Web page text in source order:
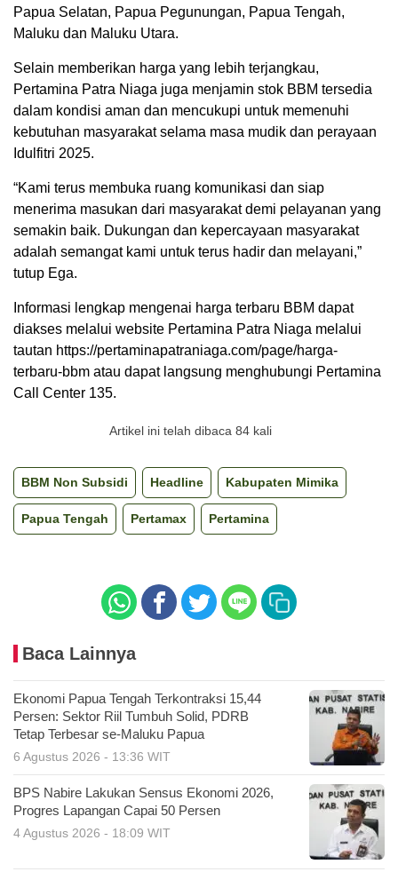
Papua Selatan, Papua Pegunungan, Papua Tengah,
Maluku dan Maluku Utara.
Selain memberikan harga yang lebih terjangkau,
Pertamina Patra Niaga juga menjamin stok BBM tersedia
dalam kondisi aman dan mencukupi untuk memenuhi
kebutuhan masyarakat selama masa mudik dan perayaan
Idulfitri 2025.
“Kami terus membuka ruang komunikasi dan siap
menerima masukan dari masyarakat demi pelayanan yang
semakin baik. Dukungan dan kepercayaan masyarakat
adalah semangat kami untuk terus hadir dan melayani,”
tutup Ega.
Informasi lengkap mengenai harga terbaru BBM dapat
diakses melalui website Pertamina Patra Niaga melalui
tautan https://pertaminapatraniaga.com/page/harga-
terbaru-bbm atau dapat langsung menghubungi Pertamina
Call Center 135.
Artikel ini telah dibaca 84 kali
BBM Non Subsidi Headline Kabupaten Mimika
Papua Tengah Pertamax Pertamina
Baca Lainnya
Ekonomi Papua Tengah Terkontraksi 15,44
Persen: Sektor Riil Tumbuh Solid, PDRB
Tetap Terbesar se-Maluku Papua
6 Agustus 2026 - 13:36 WIT
BPS Nabire Lakukan Sensus Ekonomi 2026,
Progres Lapangan Capai 50 Persen
4 Agustus 2026 - 18:09 WIT